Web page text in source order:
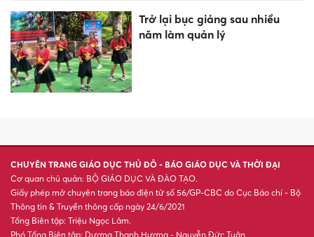
Trở lại bục giảng sau nhiều
năm làm quản lý
CHUYÊN TRANG GIÁO DỤC THỦ ĐÔ - BÁO GIÁO DỤC VÀ THỜI ĐẠI
Cơ quan chủ quản: BỘ GIÁO DỤC VÀ ĐÀO TẠO.
Giấy phép mở chuyên trang báo điện tử số 56/GP-CBC do Cục Báo chí - Bộ
Thông tin & Truyền thông cấp ngày 24/6/2021
Tổng Biên tập: Triệu Ngọc Lâm.
Phó Tổng Biên tập: Dương Thanh Hương - Nguyễn Đức Tuân